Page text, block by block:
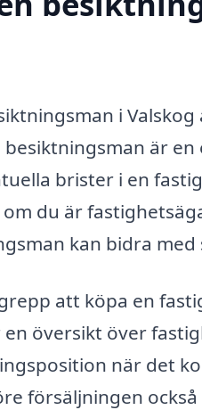
i
besiktningsman är
brister i en
du är
kan bidra
att köpa en
översikt över
när det
försäljningen